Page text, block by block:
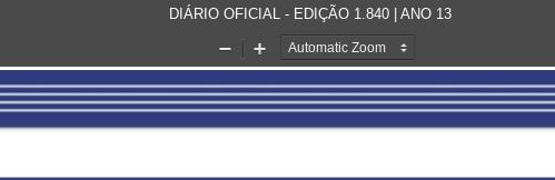
DIÁRIO OFICIAL - EDIÇÃO 1.840 | ANO 13